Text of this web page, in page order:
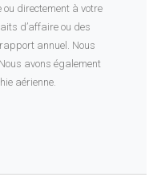
directement à votre
d’affaire ou des
annuel. Nous
avons également
aérienne.